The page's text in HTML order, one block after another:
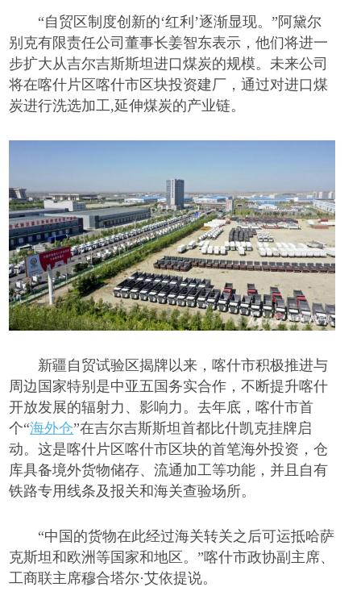
“自贸区制度创新的‘红利’逐渐显现。”阿黛尔
别克有限责任公司董事长姜智东表示，他们将进一
步扩大从吉尔吉斯斯坦进口煤炭的规模。未来公司
将在喀什片区喀什市区块投资建厂，通过对进口煤
炭进行洗选加工,延伸煤炭的产业链。
新疆自贸试验区揭牌以来，喀什市积极推进与
周边国家特别是中亚五国务实合作，不断提升喀什
开放发展的辐射力、影响力。去年底，喀什市首
个“海外仓”在吉尔吉斯斯坦首都比什凯克挂牌启
动。这是喀什片区喀什市区块的首笔海外投资，仓
库具备境外货物储存、流通加工等功能，并且自有
铁路专用线条及报关和海关查验场所。
“中国的货物在此经过海关转关之后可运抵哈萨
克斯坦和欧洲等国家和地区。”喀什市政协副主席、
工商联主席穆合塔尔·艾依提说。